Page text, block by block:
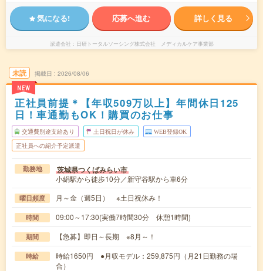
気になる! 応募へ進む 詳しく見る
派遣会社 日研トータルソーシング株式会社 メディカルケア事業部
未読
NEW
掲載日 2026/08/06
正社員前提＊【年収509万以上】年間休日125
日！車通勤もOK！購買のお仕事
交通費別途支給あり 土日祝日が休み WEB登録OK
正社員への紹介予定派遣
勤務地 茨城県つくばみらい市
小絹駅から徒歩10分／新守谷駅から車6分
曜日頻度 月～金（週5日） ※土日祝休み！
時間 09:00～17:30(実働7時間30分 休憩1時間)
期間 【急募】即日～長期 ※8月～！
時給
時給1650円 ●月収モデル：259,875円（月21日勤務の場
合）